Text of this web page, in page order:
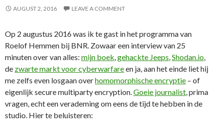
AUGUST 2, 2016 LEAVE A COMMENT
Op 2 augustus 2016 was ik te gast in het programma van
Roelof Hemmen bij BNR. Zowaar een interview van 25
minuten over van alles: mijn boek gehackte Jeeps Shodan.io
de zwarte markt voor cyberwarfareen ja, aan het einde liet hij
me zelfs even losgaan overhomomorphische encryptie – of
eigenlijk secure multiparty encryption. Goeie journalist , prima
vragen, echt een verademing om eens de tijd te hebben in de
studio. Hier te beluisteren: